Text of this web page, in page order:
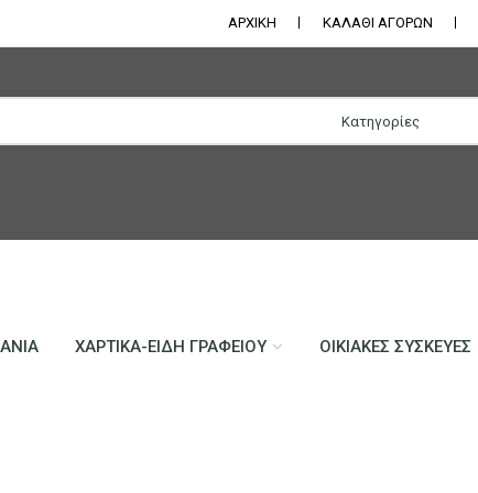
ΑΡΧΙΚΗ ΚΑΛΑΘΙ ΑΓΟΡΩΝ
ΧΑΡΤΙΚΆ-ΕΊΔΗ ΓΡΑΦΕΊΟΥ ΟΙΚΙΑΚΈΣ ΣΥΣΚΕΥΈΣ